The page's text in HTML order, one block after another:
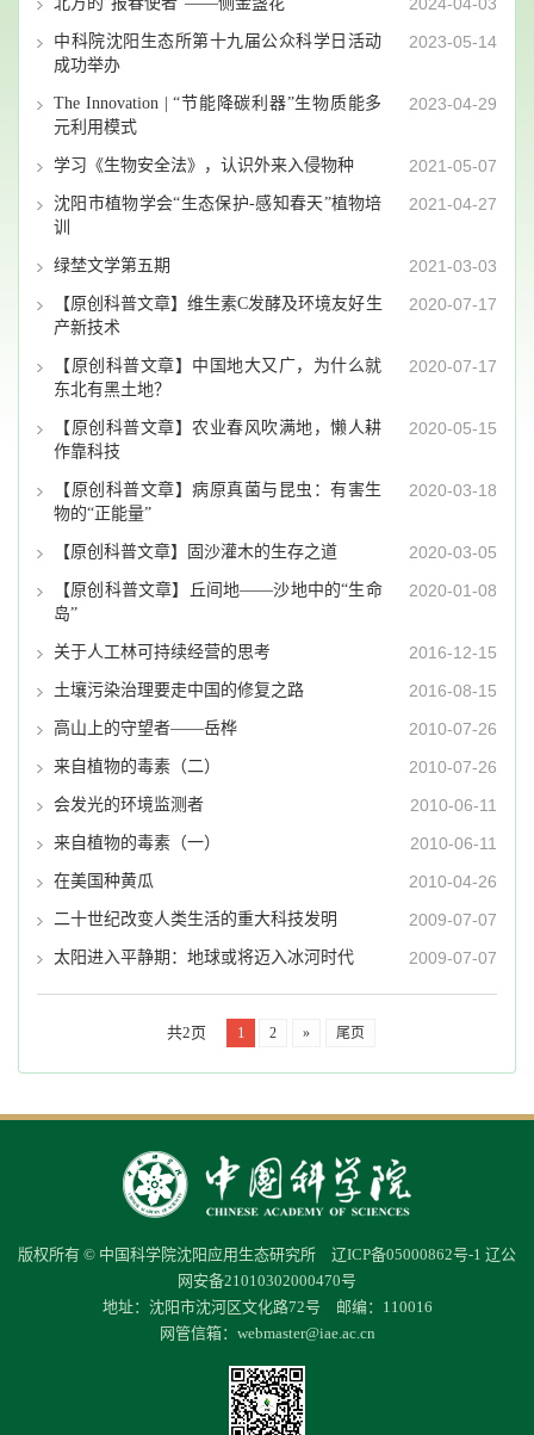
2023-05-14
中科院沈阳生态所第十九届公众科学日活动
成功举办
2023-04-29
The Innovation | “节能降碳利器”生物质能多
元利用模式
2021-05-07
学习《生物安全法》，认识外来入侵物种
2021-04-27
沈阳市植物学会“生态保护-感知春天”植物培
训
2021-03-03
绿埜文学第五期
2020-07-17
【原创科普文章】维生素C发酵及环境友好生
产新技术
2020-07-17
【原创科普文章】中国地大又广，为什么就
东北有黑土地？
2020-05-15
【原创科普文章】农业春风吹满地，懒人耕
作靠科技
2020-03-18
【原创科普文章】病原真菌与昆虫：有害生
物的“正能量”
2020-03-05
【原创科普文章】固沙灌木的生存之道
2020-01-08
【原创科普文章】丘间地——沙地中的“生命
岛”
2016-12-15
关于人工林可持续经营的思考
2016-08-15
土壤污染治理要走中国的修复之路
2010-07-26
高山上的守望者——岳桦
2010-07-26
来自植物的毒素（二）
2010-06-11
会发光的环境监测者
2010-06-11
来自植物的毒素（一）
2010-04-26
在美国种黄瓜
2009-07-07
二十世纪改变人类生活的重大科技发明
2009-07-07
太阳进入平静期：地球或将迈入冰河时代
共2页 1 2 » 尾页
版权所有 © 中国科学院沈阳应用生态研究所 辽ICP备05000862号-1 辽公
网安备21010302000470号
地址：沈阳市沈河区文化路72号 邮编：110016
网管信箱： webmaster@iae.ac.cn